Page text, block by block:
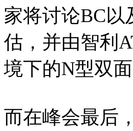
家将讨论BC以
估，并由智利
境下的N型双
而在峰会最后